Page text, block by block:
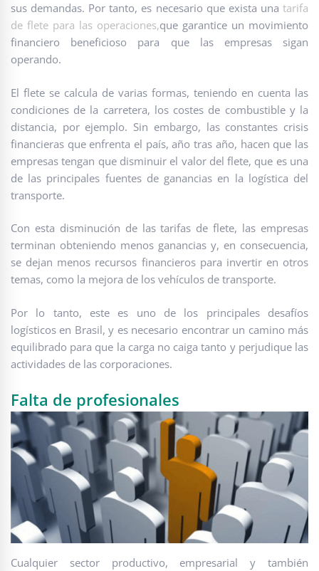
sus demandas. Por tanto, es necesario que exista una tarifa
de flete para las operaciones,que garantice un movimiento
financiero beneficioso para que las empresas sigan
operando.
El flete se calcula de varias formas, teniendo en cuenta las
condiciones de la carretera, los costes de combustible y la
distancia, por ejemplo. Sin embargo, las constantes crisis
financieras que enfrenta el país, año tras año, hacen que las
empresas tengan que disminuir el valor del flete, que es una
de las principales fuentes de ganancias en la logística del
transporte.
Con esta disminución de las tarifas de flete, las empresas
terminan obteniendo menos ganancias y, en consecuencia,
se dejan menos recursos financieros para invertir en otros
temas, como la mejora de los vehículos de transporte.
Por lo tanto, este es uno de los principales desafíos
logísticos en Brasil, y es necesario encontrar un camino más
equilibrado para que la carga no caiga tanto y perjudique las
actividades de las corporaciones.
Falta de profesionales
Cualquier sector productivo, empresarial y también